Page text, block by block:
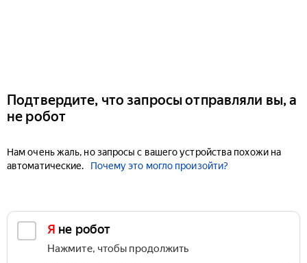
Подтвердите, что запросы отправляли вы, а
не робот
Нам очень жаль, но запросы с вашего устройства похожи на
автоматические.
Почему это могло произойти?
Я не робот
Нажмите, чтобы продолжить